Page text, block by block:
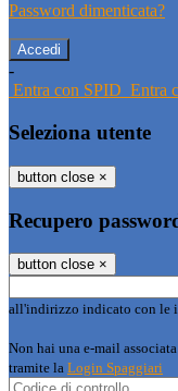
Password dimenticata?
-
Entra con SPID Entra
Seleziona utente
button close ×
Recupero
button close ×
all'indirizzo indicato con le
Non hai una e-mail
tramite la Login Spaggiari